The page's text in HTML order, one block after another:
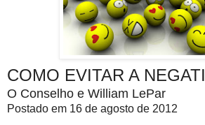
COMO EVITAR A
O Conselho e William LePar
Postado em 16 de agosto de 2012